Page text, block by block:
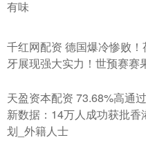
有味
千红网配资 德国爆冷惨败
牙展现强大实力！世预赛赛
天盈资本配资 73.68%高通
新数据：14万人成功获批
划_外籍人士